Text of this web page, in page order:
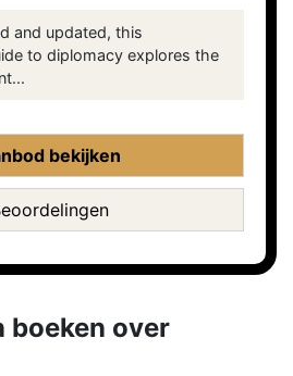
and updated, this
to diplomacy explores the
bekijken
boeken over